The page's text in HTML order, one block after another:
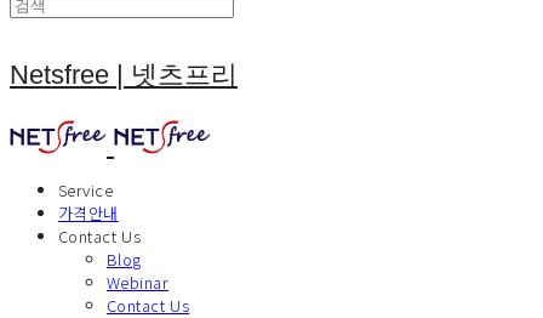
Netsfree | 넷츠프리
Service
가격안내
Contact Us
Blog
Webinar
Contact Us